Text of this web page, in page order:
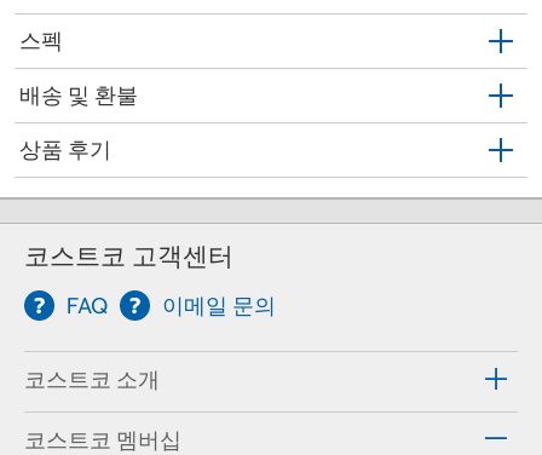
스펙
배송 및 환불
상품 후기
코스트코 고객센터
FAQ 이메일 문의
코스트코 소개
코스트코 멤버십